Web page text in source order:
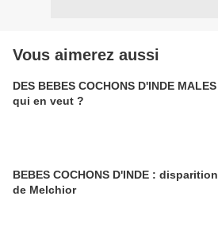
Vous aimerez aussi
DES BEBES COCHONS D'INDE MALES
qui en veut ?
BEBES COCHONS D'INDE : disparition
de Melchior